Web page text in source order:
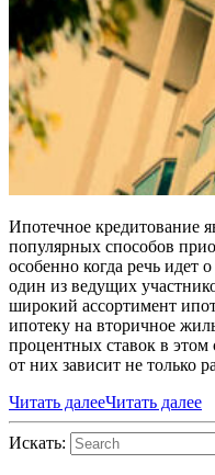
Ипотечное кредитование
популярных способов
особенно когда речь идет
один из ведущих
широкий ассортимент
ипотеку на вторичное
процентных ставок в этом
от них зависит не только
Читать далееЧитать далее
Искать: